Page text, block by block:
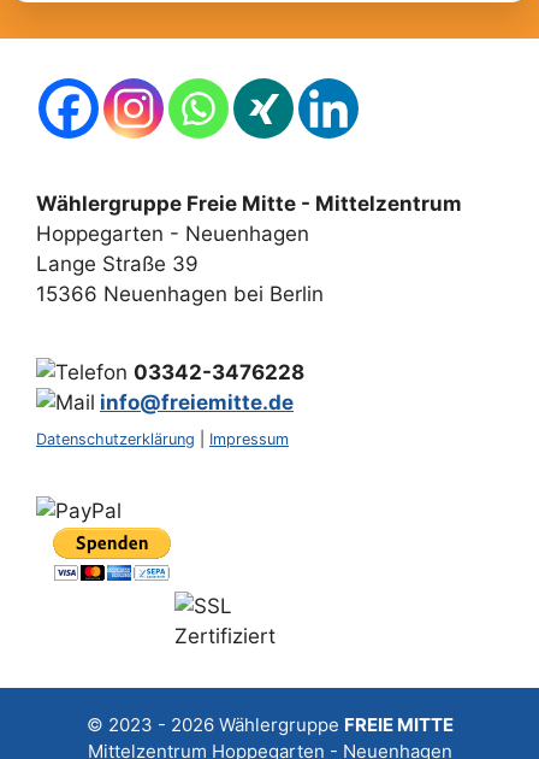
Wählergruppe Freie Mitte - Mittelzentrum
Hoppegarten - Neuenhagen
Lange Straße 39
15366 Neuenhagen bei Berlin
03342-3476228
info@freiemitte.de
Datenschutzerklärung Impressum
© 2023 - 2026 Wählergruppe FREIE MITTE
Mittelzentrum Hoppegarten - Neuenhagen